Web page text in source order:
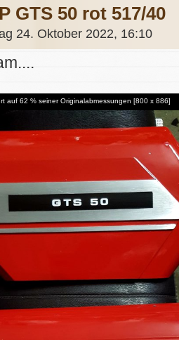
GTS 50 rot 517/40
24. Oktober 2022, 16:10
auf 62 % seiner Originalabmessungen [800 x 886]